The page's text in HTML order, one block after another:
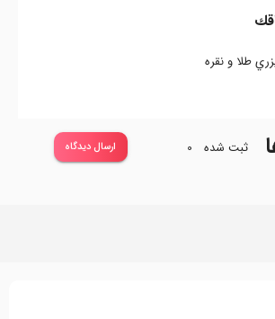
طلا و نقره
ثبت شده 0 ارسال دیدگاه